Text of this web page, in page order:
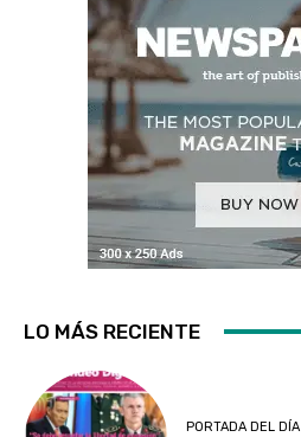
LO MÁS RECIENTE
PORTADA DEL DÍA